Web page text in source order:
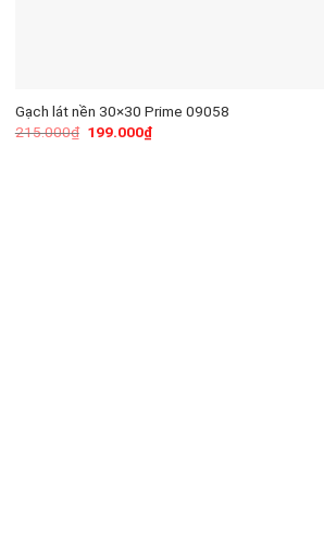
Gạch lát nền 30×30 Prime 09058
215.000₫ 199.000₫